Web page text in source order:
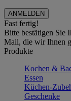
Fast fertig!
Bitte bestätigen Sie
Mail, die wir Ihnen
Produkte
Kochen &
Essen
Küchen-
Geschenke